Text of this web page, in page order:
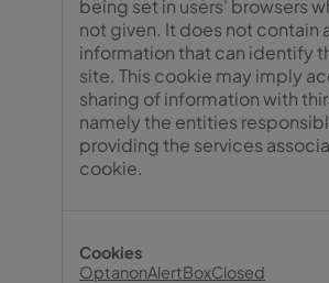
being set in users' browsers
not given. It does not contain
information that can identify
site. This cookie may imply
sharing of information with
namely the entities
providing the services
cookie.
OptanonAlertBoxClosed